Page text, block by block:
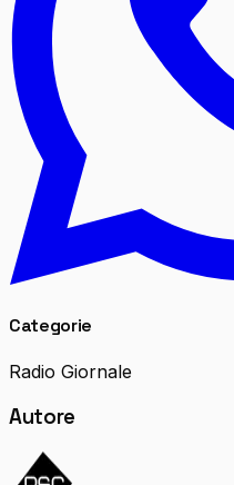
Categorie
Radio Giornale
Autore